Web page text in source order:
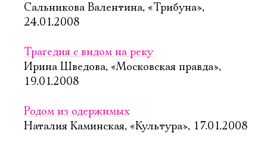
Сальникова Валентина, «Трибуна»,
24.01.2008
Трагедия с видом на реку
Ирина Шведова, «Московская правда»,
19.01.2008
Родом из одержимых
Наталия Каминская, «Культура», 17.01.2008